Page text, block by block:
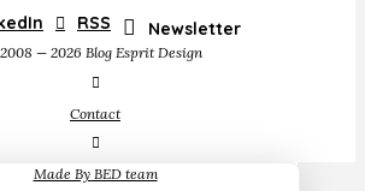
RSS Newsletter
— 2026 Blog Esprit Design
Contact
Made By BED team